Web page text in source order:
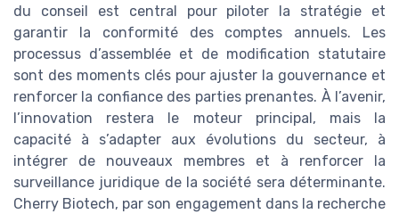
du conseil est central pour piloter la stratégie et
garantir la conformité des comptes annuels. Les
processus d’assemblée et de modification statutaire
sont des moments clés pour ajuster la gouvernance et
renforcer la confiance des parties prenantes. À l’avenir,
l’innovation restera le moteur principal, mais la
capacité à s’adapter aux évolutions du secteur, à
intégrer de nouveaux membres et à renforcer la
surveillance juridique de la société sera déterminante.
Cherry Biotech, par son engagement dans la recherche